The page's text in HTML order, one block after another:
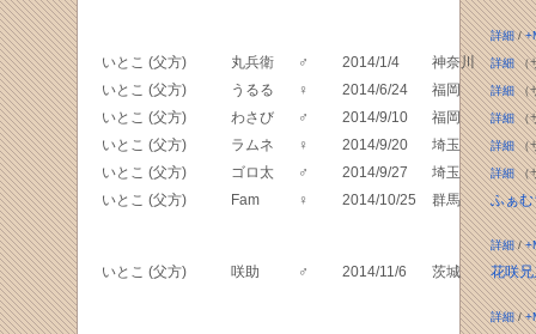
詳細/
いとこ (父方) 丸兵衛 ♂ 2014/1/4 神奈川 詳細（
いとこ (父方) うるる ♀ 2014/6/24 福岡 詳細（
いとこ (父方) わさび ♂ 2014/9/10 福岡 詳細（
いとこ (父方) ラムネ ♀ 2014/9/20 埼玉 詳細（
いとこ (父方) ゴロ太 ♂ 2014/9/27 埼玉 詳細（
いとこ (父方) Fam ♀ 2014/10/25 群馬 ふぁ
詳細/
いとこ (父方) 咲助 ♂ 2014/11/6 茨城 花咲
詳細/